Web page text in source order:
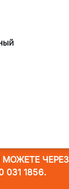
ЧЕРЕЗ
031 1856.